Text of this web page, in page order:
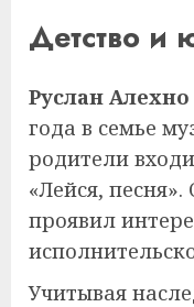
Детство и
Руслан Алехно
года в семье
родители
«Лейся, песня».
проявил
Учитывая